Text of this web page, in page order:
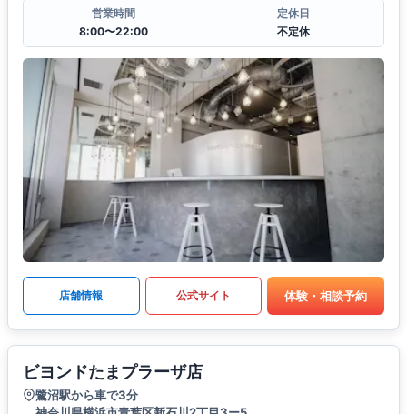
営業時間
8:00〜22:00
定休日
不定休
店舗情報 公式サイト 体験・相談予約
ビヨンドたまプラーザ店
鷺沼駅から車で3分